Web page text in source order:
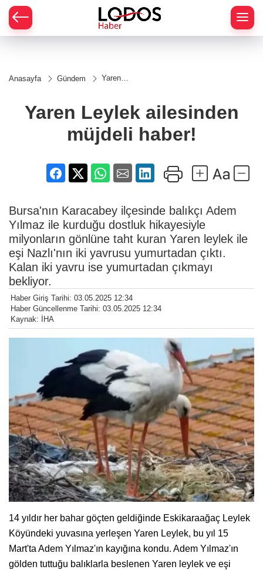
Anasayfa Gündem
Yaren
müjdeli
haber!
Yaren Leylek ailesinden
müjdeli haber!
Bursa'nın Karacabey ilçesinde balıkçı Adem
Yılmaz ile kurduğu dostluk hikayesiyle
milyonların gönlüne taht kuran Yaren leylek ile
eşi Nazlı'nın iki yavrusu yumurtadan çıktı.
Kalan iki yavru ise yumurtadan çıkmayı
bekliyor.
Haber Giriş Tarihi: 03.05.2025 12:34
Haber Güncellenme Tarihi: 03.05.2025 12:34
Kaynak: İHA
14 yıldır her bahar göçten geldiğinde Eskikaraağaç Leylek
Köyündeki yuvasına yerleşen Yaren Leylek, bu yıl 15
Mart'ta Adem Yılmaz'ın kayığına kondu. Adem Yılmaz'ın
gölden tuttuğu balıklarla beslenen Yaren leylek ve eşi